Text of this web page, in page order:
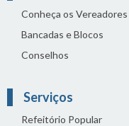
Conheça os Vereadores
Bancadas e Blocos
Conselhos
Serviços
Refeitório Popular